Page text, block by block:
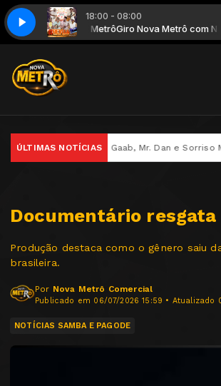
18:00 - 08:00
com Nova Metrô Giro Nova Metrô com Nova Metrô
Jeito é Ruim Pra MimRevelação - 2020 -
ÚLTIMAS NOTÍCIAS
Gaab, Mr. Dan e Sorriso Maroto lançam "Eu
Documentário resgata
Produção destaca como o gênero saiu
brasileira.
Por Nova Metrô Comercial
Publicado em 06/07/2026 15:59 • Atualizado
NOTÍCIAS SAMBA E PAGODE